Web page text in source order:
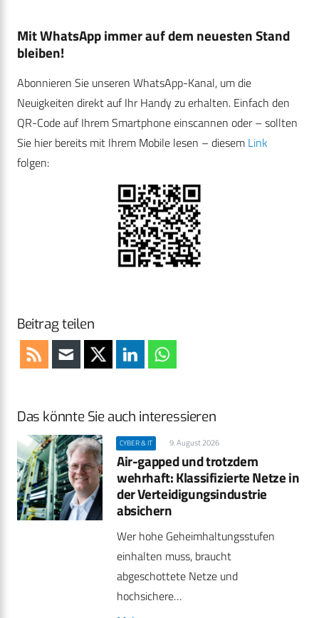
Mit WhatsApp immer auf dem neuesten Stand
bleiben!
Abonnieren Sie unseren WhatsApp-Kanal, um die
Neuigkeiten direkt auf Ihr Handy zu erhalten. Einfach den
QR-Code auf Ihrem Smartphone einscannen oder – sollten
Sie hier bereits mit Ihrem Mobile lesen – diesem Link
folgen:
Beitrag teilen
Das könnte Sie auch interessieren
CYBER & IT 9. August 2026
Air-gapped und trotzdem
wehrhaft: Klassifizierte Netze in
der Verteidigungsindustrie
absichern
Wer hohe Geheimhaltungsstufen
einhalten muss, braucht
abgeschottete Netze und
hochsichere…